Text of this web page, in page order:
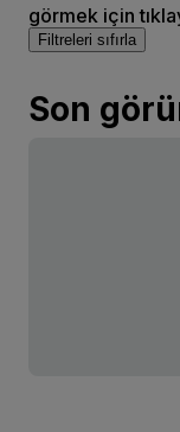
görmek için
Filtreleri sıfırla
Son